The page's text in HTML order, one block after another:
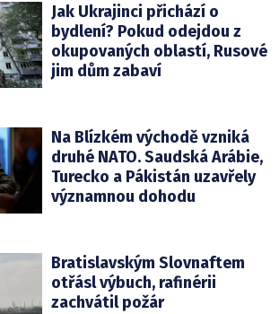
Jak Ukrajinci přichází o
bydlení? Pokud odejdou z
okupovaných oblastí, Rusové
jim dům zabaví
Na Blízkém východě vzniká
druhé NATO. Saudská Arábie,
Turecko a Pákistán uzavřely
významnou dohodu
Bratislavským Slovnaftem
otřásl výbuch, rafinérii
zachvátil požár